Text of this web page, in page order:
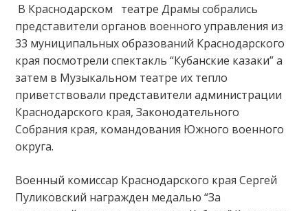
В Краснодарском театре Драмы собрались
представители органов военного управления из
33 муниципальных образований Краснодарского
края посмотрели спектакль “Кубанские казаки” а
затем в Музыкальном театре их тепло
приветствовали представители администрации
Краснодарского края, Законодательного
Собрания края, командования Южного военного
округа.
Военный комиссар Краснодарского края Сергей
Пуликовский награжден медалью “За